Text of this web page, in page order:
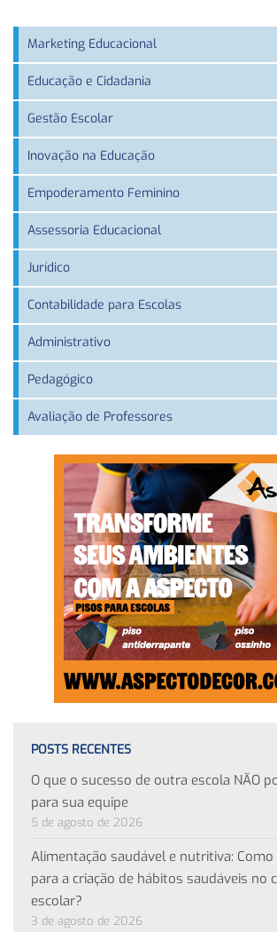
Marketing Educacional
Educação e Cidadania
Gestão Escolar
Inovação na Educação
Empoderamento Feminino
Assessoria Educacional
Jurídico
Contabilidade para Escolas
Administrativo
Pedagógico
Avaliação de Professores
POSTS RECENTES
O que o sucesso de outra escola NÃO
para sua equipe
5 de agosto de 2026
Alimentação saudável e nutritiva:
para a criação de hábitos saudáveis no
escolar?
3 de agosto de 2026